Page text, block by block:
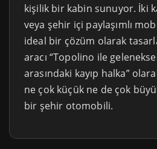
kişilik bir kabin sunuyor. İki
veya şehir içi paylaşımlı
ideal bir çözüm olarak
aracı “Topolino ile
arasındaki kayıp halka”
ne çok küçük ne de çok
bir şehir otomobili.